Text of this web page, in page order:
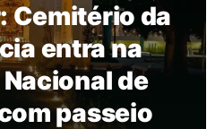
Cemitério da
entra na
de
passeio